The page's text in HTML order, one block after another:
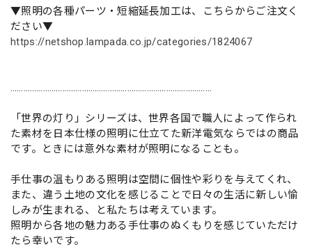
▼照明の各種パーツ・短縮延長加工は、こちらからご注文く
ださい▼
https://netshop.lampada.co.jp/categories/1824067
…………………………………………………………………………………
「世界の灯り」シリーズは、世界各国で職人によって作られ
た素材を日本仕様の照明に仕立てた新洋電気ならではの商品
です。ときには意外な素材が照明になることも。
手仕事の温もりある照明は空間に個性や彩りを与えてくれ、
また、違う土地の文化を感じることで日々の生活に新しい愉
しみが生まれる、と私たちは考えています。
照明から各地の魅力ある手仕事のぬくもりを感じていただけ
たら幸いです。